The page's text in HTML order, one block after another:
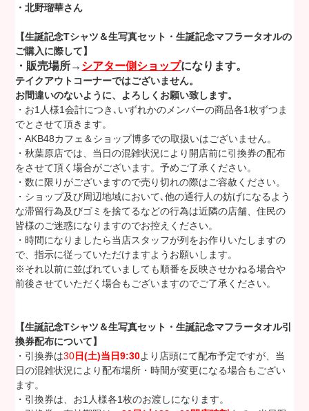
・北野瑠華さん
【生誕記念Tシャツ＆生写真セット・生誕記念マフラータオルの
ご購入に際して】
・販売場所→ シアター側ショップになります。
テイクアウトコーナーではございません。
お間違いのないように、よろしくお願い致します。
・お1人様1会計につき､いずれかのメンバーの商品各1枚ずつま
でとさせて頂きます。
・AKB48カフェ＆ショップ博多での取扱いはございません。
・秋葉原店では、当日の混雑状況により開店前に引換券の配布
をさせて頂く場合がございます。予めご了承ください。
・数に限りがございますので売り切れの際はご容赦ください。
・ショップ及び周辺地域において､他の通行人の妨げになるよう
な滞留行為及びゴミを捨てるなどの行為は近隣の店舗、住民の
皆様のご迷惑になりますのでお控えください。
・時間になりましたら当店スタッフが列をお作りいたしますの
で、指示に従っていただけますようお願いします。
※それ以前に並ばれていましても順番を反映させかねる場合や
前後させていただく場合もございますのでご了承ください。
【生誕記念Tシャツ＆生写真セット・生誕記念マフラータオル引
換券配布について】
・引換券は30日(土)当日9:30より店頭にて配布予定ですが、当
日の混雑状況により配布場所・時間が変更になる場合もござい
ます。
・引換券は、お1人様各1枚のお渡しになります。